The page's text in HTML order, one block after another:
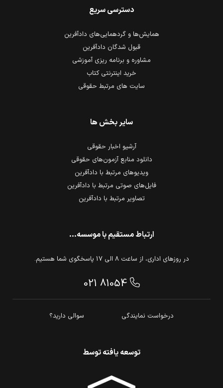
ارتباط مستقیم با موسسه...
در روزهای اداری، از ساعت 8 الی 17 پاسخگوی شما هستیم.
021 81054
درخواست نمایندگی سوالی دارید؟
دسترسی سریع
همایش‌ها و گردهمایی‌های دادآفرین
قبول شدگان دادآفرین
مشاوره و برنامه ریزی آموزشی
خرید اینترنتی کتاب
سایت های مرتبط حقوقی
سایر بخش ها
آرشیو اخبار حقوقی
دانلود منابع آزمون‌های حقوقی
ویدیوهای مرتبط با دادآفرین
فایل‌های صوتی مرتبط با دادآفرین
تصاویر مرتبط با دادآفرین
توسعه یافته توسط